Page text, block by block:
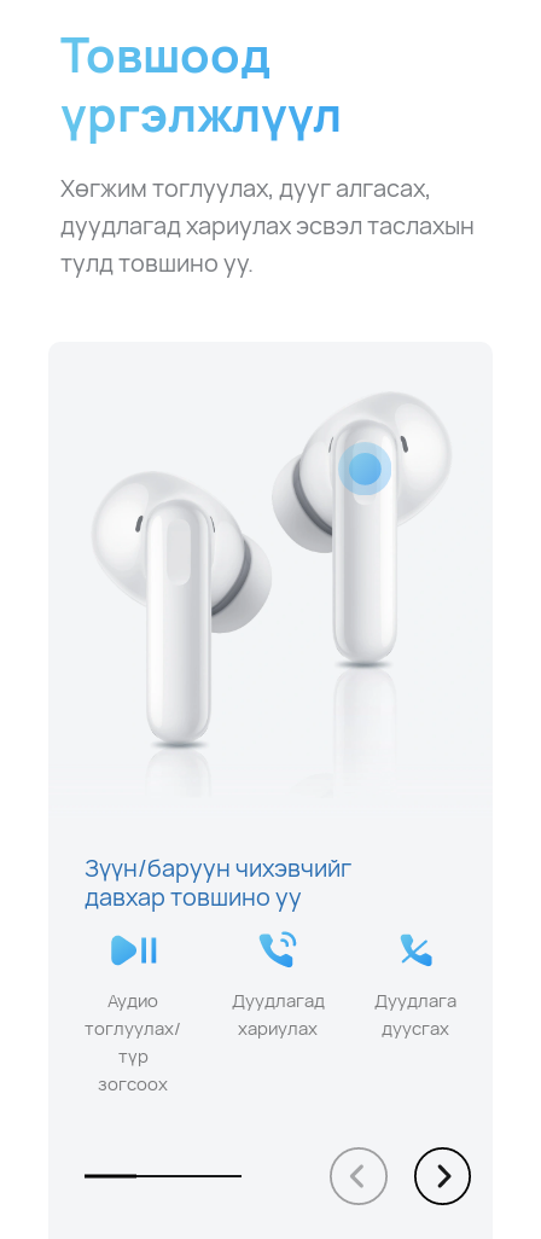
Товшоод
үргэлжлүүл
Хөгжим тоглуулах, дууг алгасах,
дуудлагадхариулах эсвэл таслахын
тулд товшино уу.
Зүүн/баруун чихэвчийг
давхар товшино уу
Аудио
тоглуулах/
түр
зогсоох
Дуудлагад
хариулах
Дуудлага
дуусгах